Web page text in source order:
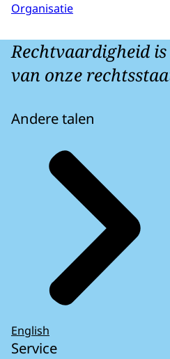
Organisatie
Rechtvaardigheid
van onze
Andere talen
English
Service